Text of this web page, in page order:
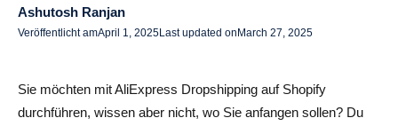
Schritt 7: Bereitstellung eines exzellenten
Kundendienstes
Ashutosh Ranjan
Veröffentlicht amApril 1, 2025Last updated on March 27, 2025
Sie möchten mit AliExpress Dropshipping auf Shopify
durchführen, wissen aber nicht, wo Sie anfangen sollen? Du